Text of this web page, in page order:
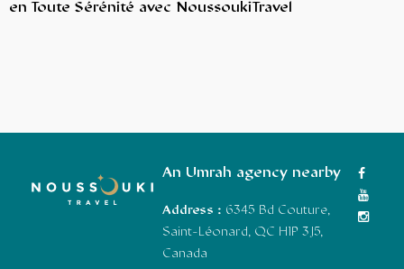
en Toute Sérénité avec NoussoukiTravel
An Umrah agency nearby
Address : 6345 Bd Couture,
Saint-Léonard, QC H1P 3J5,
Canada